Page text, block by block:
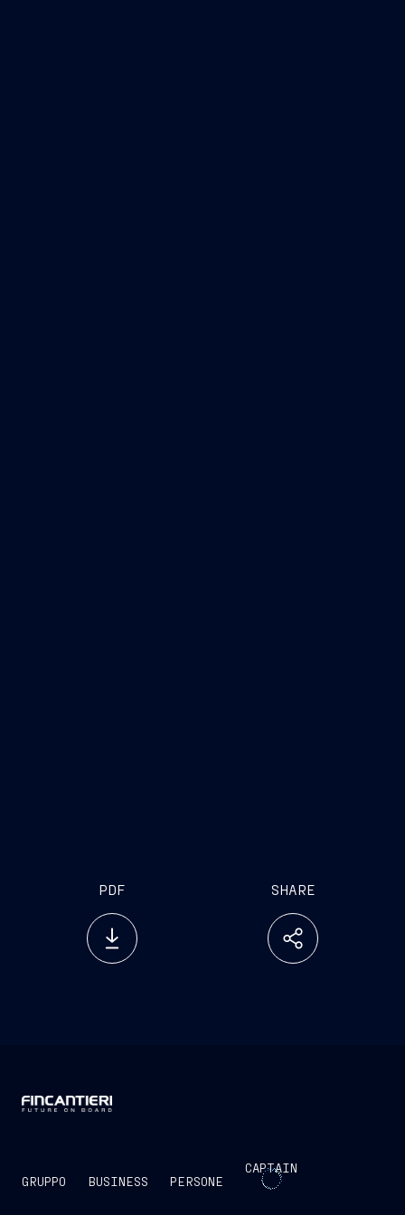
PDF SHARE
GRUPPO BUSINESS PERSONE
CAPTAIN